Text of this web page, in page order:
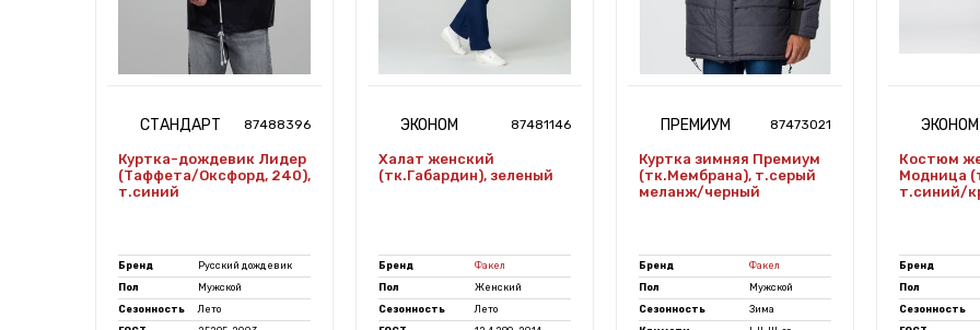
СТАНДАРТ 87488396
Куртка-дождевик Лидер
(Таффета/Оксфорд, 240),
т.синий
Бренд
Русский дождевик
Пол
Мужской
Сезонность
Лето
ЭКОНОМ 87481146
Халат женский
(тк.Габардин), зеленый
Бренд
Факел
Пол
Женский
Сезонность
Лето
ПРЕМИУМ 87473021
Куртка зимняя Премиум
(тк.Мембрана), т.серый
меланж/черный
Бренд
Факел
Пол
Мужской
Сезонность
Зима
ЭКОНОМ
Костюм
Модница
т.синий/
Бренд
Пол
Сезонность